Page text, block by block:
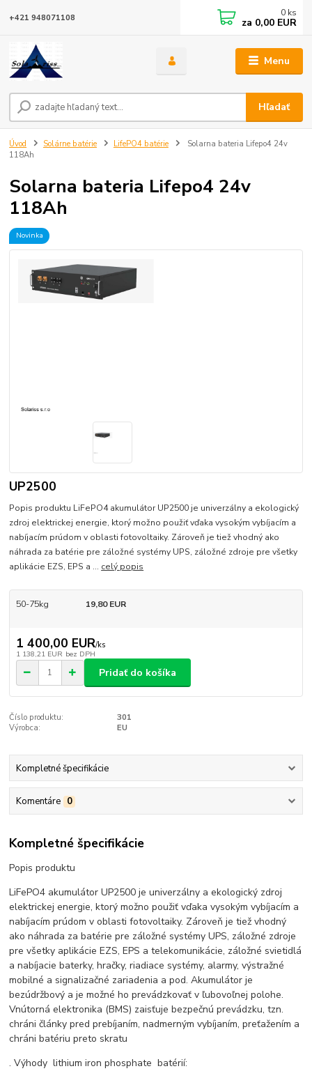
Menu
Hľadať
+421 948071108 0 ks
za 0,00 EUR
Úvod Solárne batérie LifePO4 batérie
Solarna bateria Lifepo4 24v
118Ah
Solarna bateria Lifepo4 24v
118Ah
Novinka
UP2500
Popis produktu LiFePO4 akumulátor UP2500 je univerzálny a ekologický
zdroj elektrickej energie, ktorý možno použiť vďaka vysokým vybíjacím a
nabíjacím prúdom v oblasti fotovoltaiky. Zároveň je tiež vhodný ako
náhrada za batérie pre záložné systémy UPS, záložné zdroje pre všetky
aplikácie EZS, EPS a ... celý popis
50-75kg 19,80 EUR
1 400,00 EUR/ks
1 138,21 EUR bez DPH
Pridať do košíka
Číslo produktu:
301
Výrobca:
EU
Kompletné špecifikácie
Komentáre 0
Kompletné špecifikácie
Popis produktu
LiFePO4 akumulátor UP2500 je univerzálny a ekologický zdroj
elektrickej energie, ktorý možno použiť vďaka vysokým vybíjacím a
nabíjacím prúdom v oblasti fotovoltaiky. Zároveň je tiež vhodný
ako náhrada za batérie pre záložné systémy UPS, záložné zdroje
pre všetky aplikácie EZS, EPS a telekomunikácie, záložné svietidlá
a nabíjacie baterky, hračky, riadiace systémy, alarmy, výstražné
mobilné a signalizačné zariadenia a pod. Akumulátor je
bezúdržbový a je možné ho prevádzkovať v ľubovoľnej polohe.
Vnútorná elektronika (BMS) zaisťuje bezpečnú prevádzku, tzn.
chráni články pred prebíjaním, nadmerným vybíjaním, preťažením a
chráni batériu preto skratu
. Výhody lithium iron phosphate batérií: